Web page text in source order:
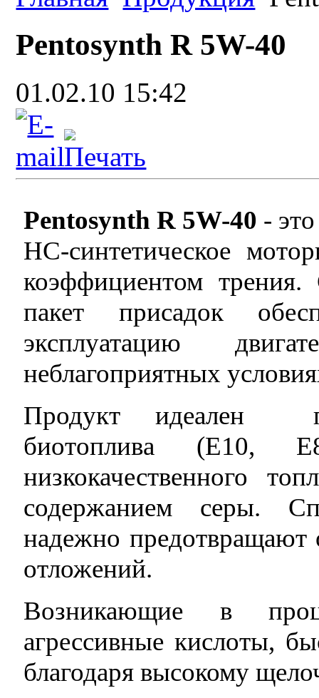
Pentosynth R 5W-40
01.02.10 15:42
Pentosynth R 5W-40 -
HC-синтетическое
коэффициентом
пакет присадок
эксплуатацию
неблагоприятных
Продукт идеален
биотоплива (Е10,
низкокачественного
содержанием серы.
надежно предотвращают
отложений.
Возникающие в
агрессивные кислоты,
благодаря высокому